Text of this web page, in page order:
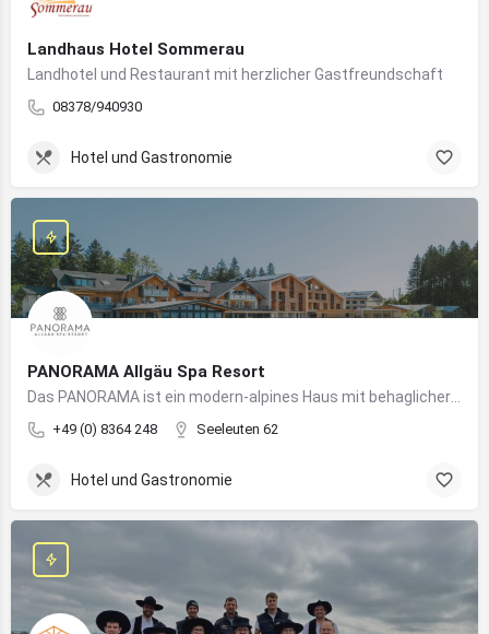
Landhaus Hotel Sommerau
Landhotel und Restaurant mit herzlicher Gastfreundschaft
08378/940930
Hotel und Gastronomie
PANORAMA Allgäu Spa Resort
+49 (0) 8364 248 Seeleuten 62
Hotel und Gastronomie